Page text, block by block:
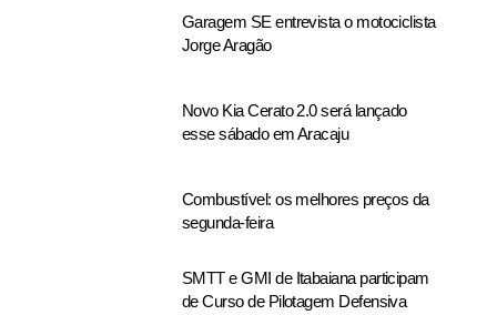
Garagem SE entrevista o motociclista
Jorge Aragão
Novo Kia Cerato 2.0 será lançado
esse sábado em Aracaju
Combustível: os melhores preços da
segunda-feira
SMTT e GMI de Itabaiana participam
de Curso de Pilotagem Defensiva